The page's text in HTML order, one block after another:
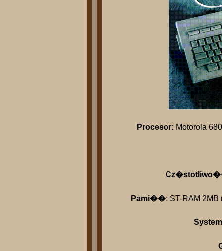
Procesor: Motorola
Pami��: ST-RAM 2MB